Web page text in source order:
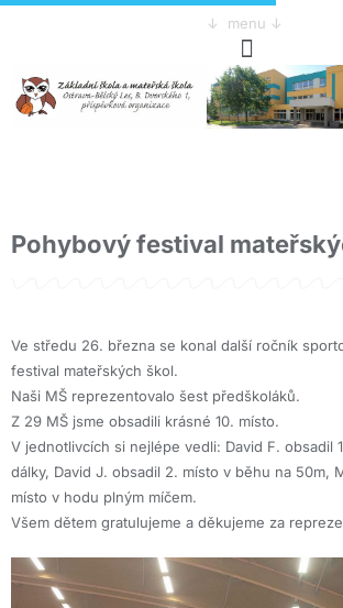
↓ menu ↓
Pohybový festival
Ve středu 26. března se konal další ročník
festival mateřských škol.
Naši MŠ reprezentovalo šest předškoláků.
Z 29 MŠ jsme obsadili krásné 10. místo.
V jednotlivcích si nejlépe vedli: David F. obsadil
dálky, David J. obsadil 2. místo v běhu na 50m,
místo v hodu plným míčem.
Všem dětem gratulujeme a děkujeme za